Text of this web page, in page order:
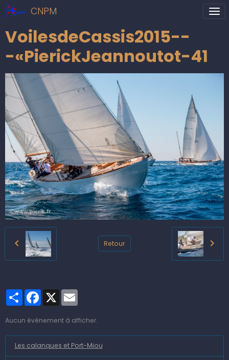
CNPM
VoilesdeCassis2015--
-«PierickJeannoutot-41
Retour
PartagerFacebook
X
Aucun évènement à afficher.
Les calanques et Port-Miou